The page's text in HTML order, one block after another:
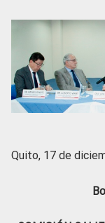
Quito, 17 de